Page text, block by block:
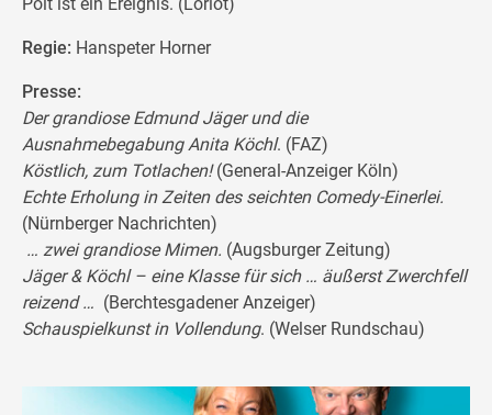
Regie: Hanspeter Horner
Presse:
Der grandiose Edmund Jäger und die
Ausnahmebegabung Anita Köchl. (FAZ)
Köstlich, zum Totlachen!(General-Anzeiger Köln)
Echte Erholung in Zeiten des seichten Comedy-Einerlei.
(Nürnberger Nachrichten)
… zwei grandiose Mimen. (Augsburger Zeitung)
Jäger & Köchl – eine Klasse für sich … äußerst Zwerchfell
reizend … (Berchtesgadener Anzeiger)
Schauspielkunst in Vollendung. (Welser Rundschau)